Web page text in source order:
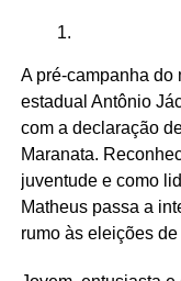
A pré-campanha do
estadual Antônio
com a declaração
Maranata.
juventude e como
Matheus passa a
rumo às eleições de